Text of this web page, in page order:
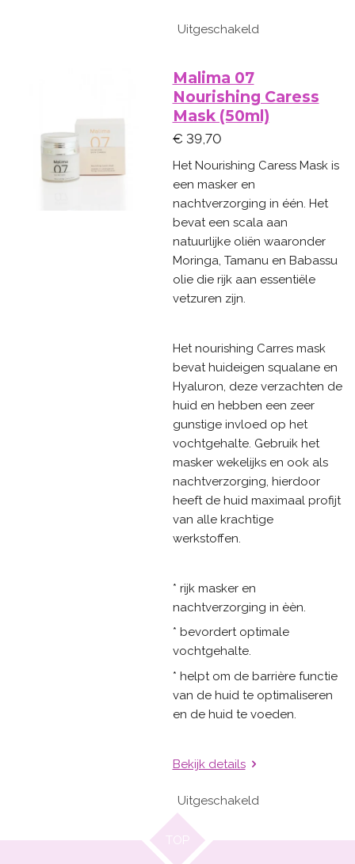
Uitgeschakeld
Malima 07
Nourishing Caress
Mask (50ml)
€ 39,70
Het Nourishing Caress Mask is
een masker en
nachtverzorging in één. Het
bevat een scala aan
natuurlijke oliën waaronder
Moringa, Tamanu en Babassu
olie die rijk aan essentiële
vetzuren zijn.
Het nourishing Carres mask
bevat huideigen squalane en
Hyaluron, deze verzachten de
huid en hebben een zeer
gunstige invloed op het
vochtgehalte. Gebruik het
masker wekelijks en ook als
nachtverzorging, hierdoor
heeft de huid maximaal profijt
van alle krachtige
werkstoffen.
* rijk masker en
nachtverzorging in èèn.
* bevordert optimale
vochtgehalte.
* helpt om de barrière functie
van de huid te optimaliseren
en de huid te voeden.
Bekijk details
Uitgeschakeld
TOP